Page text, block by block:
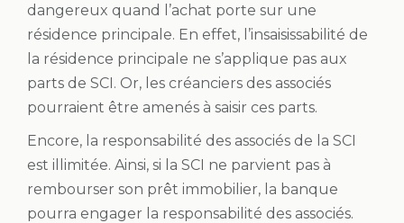
dangereux quand l’achat porte sur une
résidence principale. En effet, l’insaisissabilité de
la résidence principale ne s’applique pas aux
parts de SCI. Or, les créanciers des associés
pourraient être amenés à saisir ces parts.
Encore, la responsabilité des associés de la SCI
est illimitée. Ainsi, si la SCI ne parvient pas à
rembourser son prêt immobilier, la banque
pourra engager la responsabilité des associés.